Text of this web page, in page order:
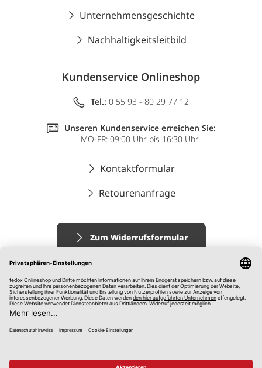
Unternehmensgeschichte
Nachhaltigkeitsleitbild
Kundenservice Onlineshop
Tel.: 0 55 93 - 80 29 77 12
Unseren Kundenservice erreichen Sie:
MO-FR: 09:00 Uhr bis 16:30 Uhr
Kontaktformular
Retourenanfrage
Zum Widerrufsformular
Impressum
AGB
Datenschutz